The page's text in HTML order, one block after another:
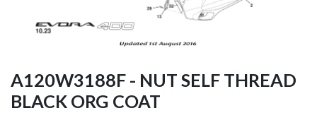
A120W3188F - NUT SELF THREAD
BLACK ORG COAT